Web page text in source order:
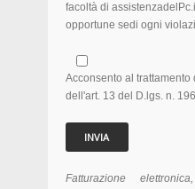
facoltà di
opportune sedi ogni
Acconsento al
dell'art. 13 del D.lgs. n.
Fatturazione